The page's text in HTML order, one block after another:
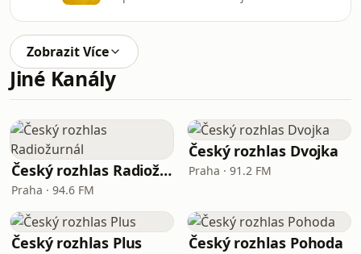
Zobrazit Více
Jiné Kanály
Český rozhlas Radiožurnál
Praha · 94.6 FM
Český rozhlas Dvojka
Praha · 91.2 FM
Český rozhlas Plus Český rozhlas Pohoda